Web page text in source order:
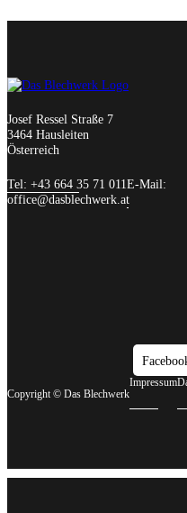
Josef Ressel Straße 7
3464 Hausleiten
Österreich
Tel: +43 664 35 71 011E-Mail:
office@dasblechwerk.at
Copyright © Das Blechwerk
Impressum